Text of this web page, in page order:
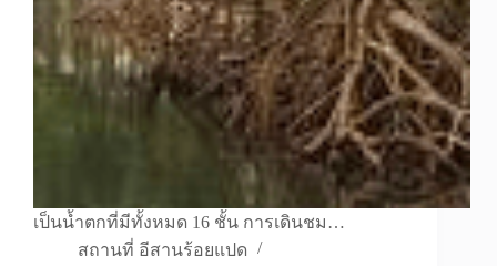
เป็นน้ำตกที่มีทั้งหมด 16 ชั้น การเดินชม…
สถานที่ อีสานร้อยแปด